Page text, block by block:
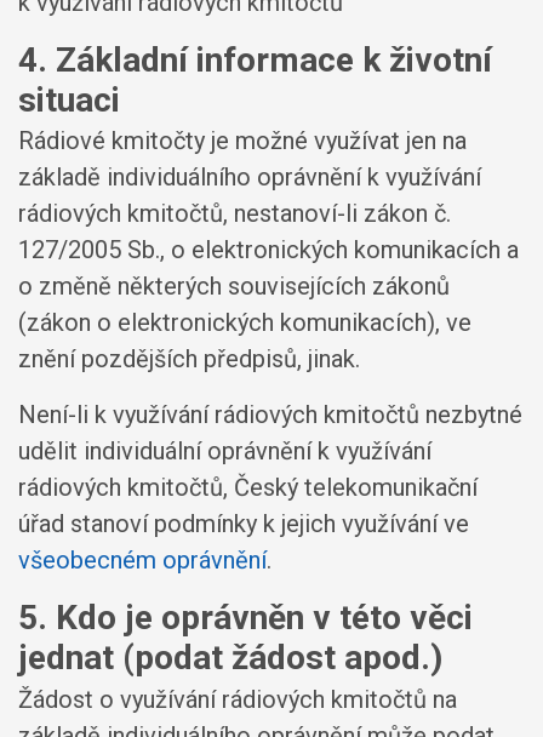
4. Základní informace k životní
situaci
Rádiové kmitočty je možné využívat jen na
základě individuálního oprávnění k využívání
rádiových kmitočtů, nestanoví-li zákon č.
127/2005 Sb., o elektronických komunikacích a
o změně některých souvisejících zákonů
(zákon o elektronických komunikacích), ve
znění pozdějších předpisů, jinak.
Není-li k využívání rádiových kmitočtů nezbytné
udělit individuální oprávnění k využívání
rádiových kmitočtů, Český telekomunikační
úřad stanoví podmínky k jejich využívání ve
všeobecném oprávnění.
5. Kdo je oprávněn v této věci
jednat (podat žádost apod.)
Žádost o využívání rádiových kmitočtů na